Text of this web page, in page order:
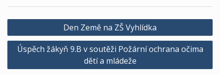
Navigace
pro
příspěvek
Den Země na ZŠ Vyhlídka
Úspěch žákyň 9.B v soutěži Požární ochrana očima
dětí a mládeže